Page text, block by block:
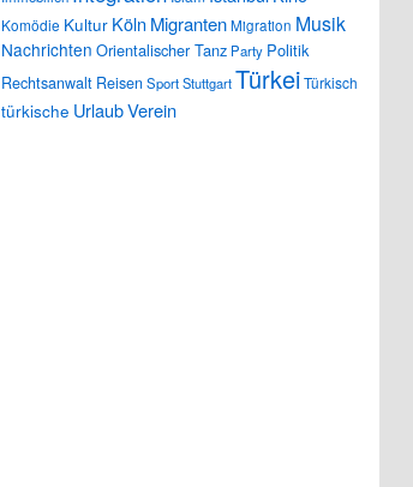
Komödie Kultur Köln MigrantenMigration Musik
Nachrichten Orientalischer Tanz Party Politik
Rechtsanwalt ReisenSportStuttgartTürkeiTürkisch
türkische UrlaubVerein